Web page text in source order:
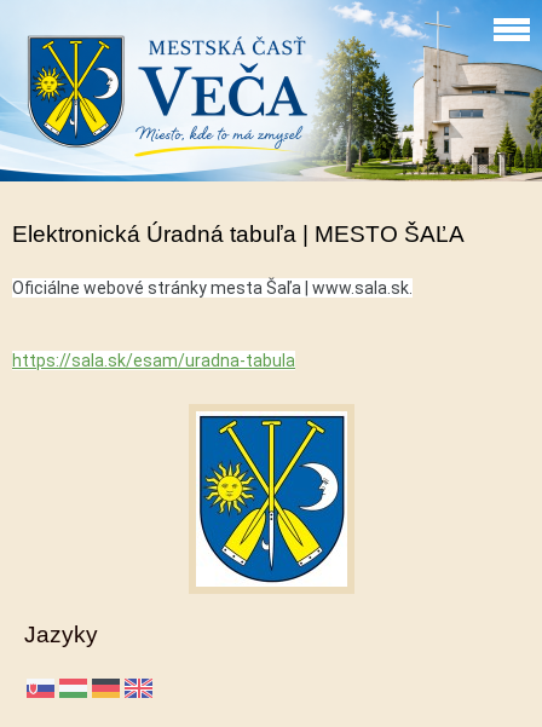
Elektronická Úradná tabuľa | MESTO ŠAĽA
Oficiálne webové stránky mesta Šaľa | www.sala.sk.
https://sala.sk/esam/uradna-tabula
Jazyky